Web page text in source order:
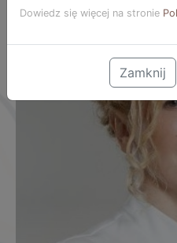
Dowiedz się więcej na stronie
Zamknij